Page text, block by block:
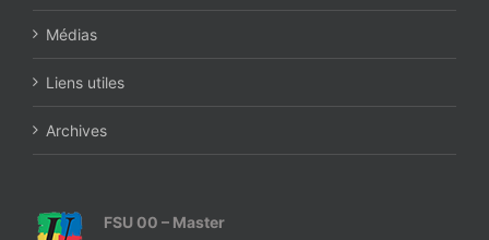
Médias
Liens utiles
Archives
FSU 00 – Master